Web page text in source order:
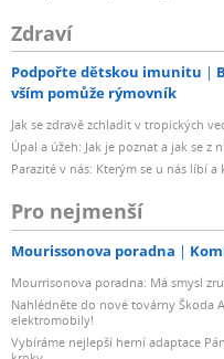
Zdraví
Podpořte dětskou imunitu
vším pomůže rýmovník
Jak se zdravě zchladit v tropických
Úpal a úžeh: Jak je poznat a jak se z
Parazité v nás: Kterým se u nás líbí
Pro nejmenší
Mourissonova poradna
Mourrisonova poradna: Má smysl
Nahlédněte do nové továrny Škoda
elektromobily!
Vybíráme nejlepší herní adaptace